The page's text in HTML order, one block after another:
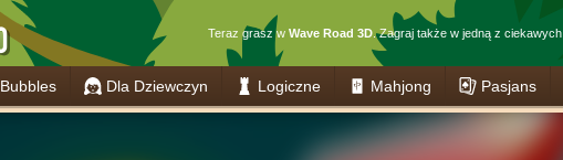
Teraz grasz w Wave Road 3D . Zagraj także w jedną z ciekawych
Bubbles Dla Dziewczyn Logiczne Mahjong Pasjans